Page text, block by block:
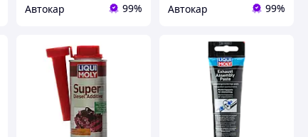
Автокар 99% Автокар 99%